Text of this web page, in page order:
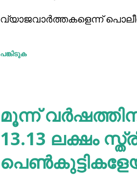
വ്യാജവാര്‍ത്തകളെന്ന്
പീഡനത്തിന് ഇരയാവുകയോ,
മനസിലായാല്‍ അക്രമിയെ
പെണ്‍കുട്ടിക്കുണ്ട്.’ എന്നാണ്
പങ്കിടുക
മൂന്ന്
13.13 ലക്ഷം